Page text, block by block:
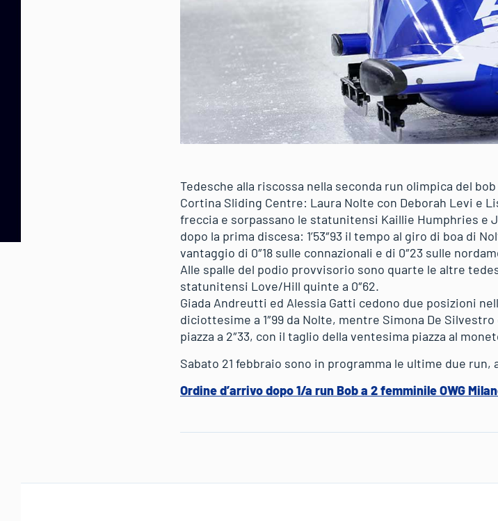
Tedesche alla riscossa nella seconda run olimpica del
Cortina Sliding Centre: Laura Nolte con Deborah Levi e
freccia e sorpassano le statunitensi Kaillie Humphries e
dopo la prima discesa: 1’53″93 il tempo al giro di boa di
vantaggio di 0″18 sulle connazionali e di 0″23 sulle
Alle spalle del podio provvisorio sono quarte le altre
statunitensi Love/Hill quinte a 0″62.
Giada Andreutti ed Alessia Gatti cedono due posizioni
diciottesime a 1″99 da Nolte, mentre Simona De
piazza a 2″33, con il taglio della ventesima piazza al
Sabato 21 febbraio sono in programma le ultime due run,
Ordine d’arrivo dopo 1/a run Bob a 2 femminile OWG